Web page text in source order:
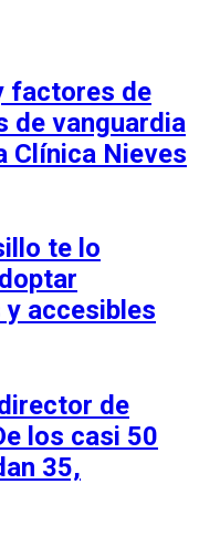
factores de
de vanguardia
Clínica Nieves
te lo
accesibles
de
los casi 50
35,